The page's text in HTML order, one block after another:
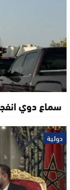
سماع دوي
دولية